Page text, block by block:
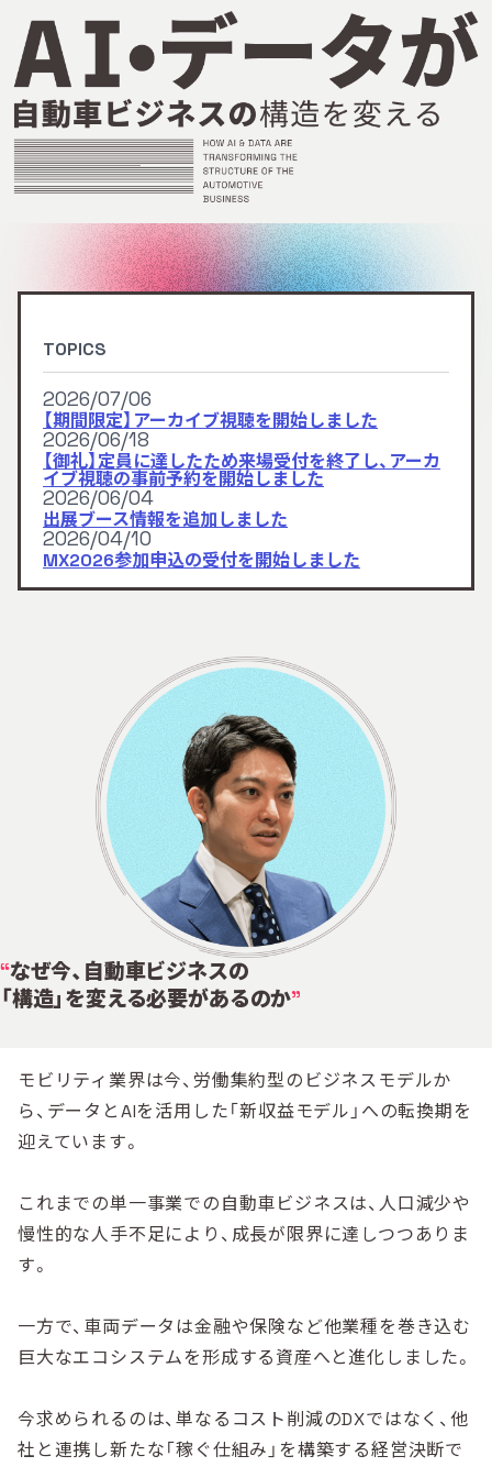
TOPICS
2026/07/06
【期間限定】アーカイブ視聴を開始しました
2026/06/18
【御礼】定員に達したため来場受付を終了し、アーカ
イブ視聴の事前予約を開始しました
2026/06/04
出展ブース情報を追加しました
2026/04/10
MX2026参加申込の受付を開始しました
なぜ今、自動車ビジネスの
「構造」を変える必要があるのか
モビリティ業界は今、労働集約型のビジネスモデルか
ら、データとAIを活用した「新収益モデル」への転換期を
迎えています。
これまでの単一事業での自動車ビジネスは、人口減少や
慢性的な人手不足により、成長が限界に達しつつありま
す。
一方で、車両データは金融や保険など他業種を巻き込む
巨大なエコシステムを形成する資産へと進化しました。
今求められるのは、単なるコスト削減のDXではなく、他
社と連携し新たな「稼ぐ仕組み」を構築する経営決断で